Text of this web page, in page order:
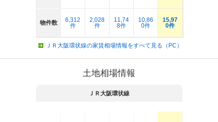
物件数
6,312
件
2,028
件
11,74
8件
10,86
0件
15,97
0件
ＪＲ大阪環状線の家賃相場情報をすべて見る（PC）
土地相場情報
ＪＲ大阪環状線